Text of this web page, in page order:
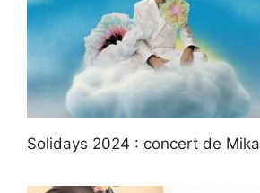
Solidays 2024 : concert de Mika